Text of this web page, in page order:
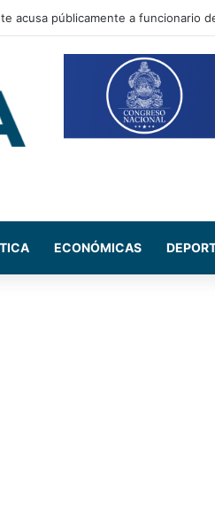
Maribel Espinoza arremete
ECONÓMICAS